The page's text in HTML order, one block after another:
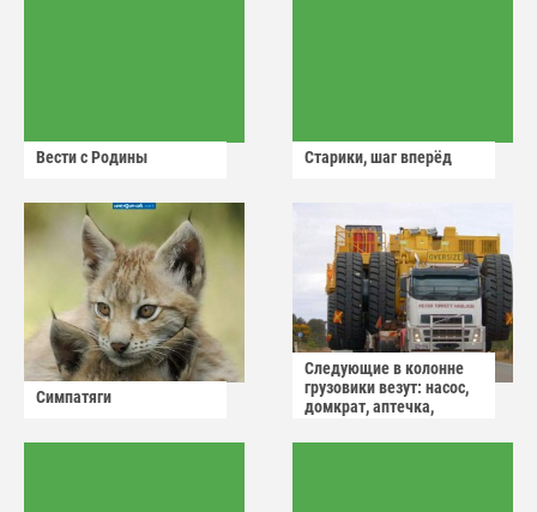
Вести с Родины Старики, шаг вперёд
Симпатяги
Следующие в колонне
грузовики везут: насос,
домкрат, аптечка,